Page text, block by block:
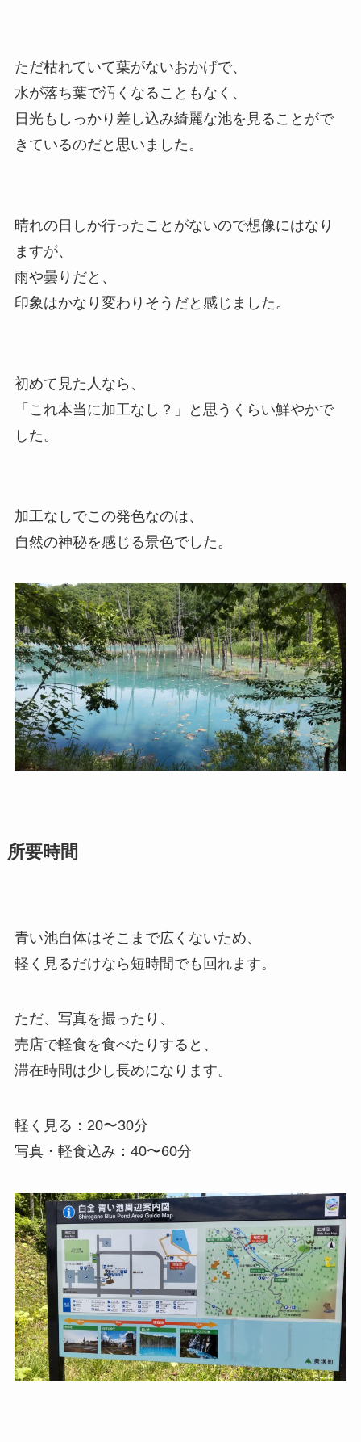
ただ枯れていて葉がないおかげで、
水が落ち葉で汚くなることもなく、
日光もしっかり差し込み綺麗な池を見ることがで
きているのだと思いました。
晴れの日しか行ったことがないので想像にはなり
ますが、
雨や曇りだと、
印象はかなり変わりそうだと感じました。
初めて見た人なら、
「これ本当に加工なし？」と思うくらい鮮やかで
した。
加工なしでこの発色なのは、
自然の神秘を感じる景色でした。
所要時間
青い池自体はそこまで広くないため、
軽く見るだけなら短時間でも回れます。
ただ、写真を撮ったり、
売店で軽食を食べたりすると、
滞在時間は少し長めになります。
軽く見る：20〜30分
写真・軽食込み：40〜60分